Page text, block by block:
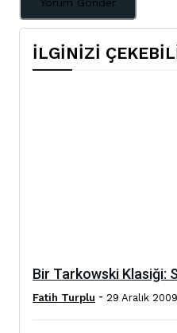
İLGİNİZİ
Bir Tarkowski Klasiği:
Fatih Turplu - 29 Aralık 2009